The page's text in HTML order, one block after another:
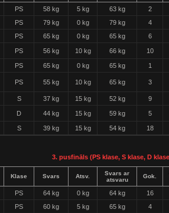
PS 58 kg 5 kg 63 kg 2
PS 79 kg 0 kg 79 kg 4
PS 65 kg 0 kg 65 kg 6
PS 56 kg 10 kg 66 kg 10
PS 65 kg 0 kg 65 kg 1
PS 55 kg 10 kg 65 kg 3
S 37 kg 15 kg 52 kg 9
D 44 kg 15 kg 59 kg 5
S 39 kg 15 kg 54 kg 18
3. pusfināls (PS klase, S klase, D
Klase Svars Atsv.
Svars ar
atsvaru
Gok.
PS 64 kg 0 kg 64 kg 16
PS 60 kg 5 kg 65 kg 4